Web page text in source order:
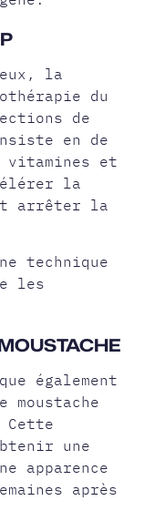
la
du
de
en de
et
la
arrêter la
technique
les
également
Cette
une
apparence
après